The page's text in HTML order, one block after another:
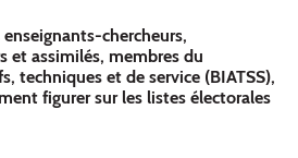
chercheurs,
et assimilés, membres du
techniques et de service (BIATSS),
figurer sur les listes électorales